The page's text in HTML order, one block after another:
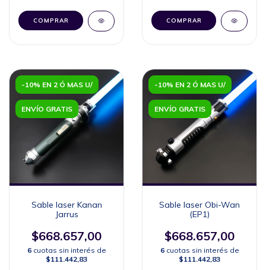
COMPRAR COMPRAR
-10% EN 2 Ó MAS U/
ENVÍO GRATIS
Sable laser Kanan
Jarrus
$668.657,00
6 cuotas sin interés de
$111.442,83
-10% EN 2 Ó MAS U/
ENVÍO GRATIS
Sable laser Obi-Wan
(EP1)
$668.657,00
6 cuotas sin interés de
$111.442,83